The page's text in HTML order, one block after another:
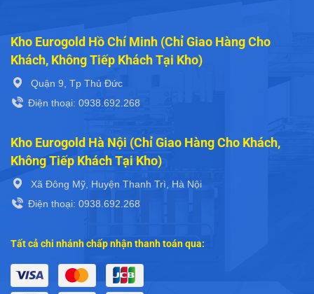
Kho Eurogold Hồ Chí Minh (Chỉ Giao Hàng Cho
Khách, Không Tiếp Khách Tại Kho)
Quận 9, Tp Thủ Đức
Điện thoại: 0938.692.268
Kho Eurogold Hà Nội (Chỉ Giao Hàng Cho Khách,
Không Tiếp Khách Tại Kho)
Xã Đông Mỹ, Huyện Thanh Trì, Hà Nội
Điện thoại: 0938.692.268
Tất cả chi nhánh chấp nhận thanh toán qua: